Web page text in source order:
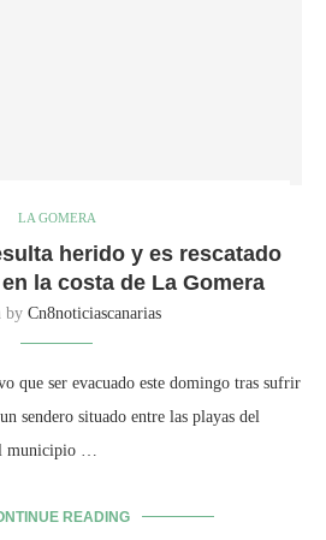
LA GOMERA
herido y es rescatado
la costa de La Gomera
by Cn8noticiascanarias
que ser evacuado este domingo tras sufrir
sendero situado entre las playas del
municipio …
READING